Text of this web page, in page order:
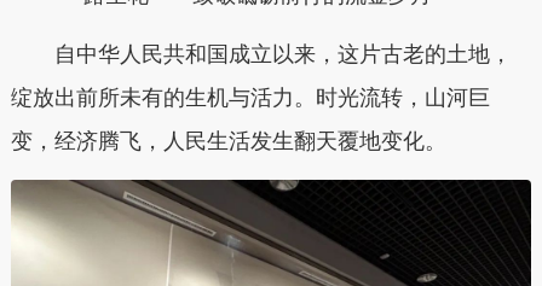
自中华人民共和国成立以来，这片古老的土地，
绽放出前所未有的生机与活力。时光流转，山河巨
变，经济腾飞，人民生活发生翻天覆地变化。